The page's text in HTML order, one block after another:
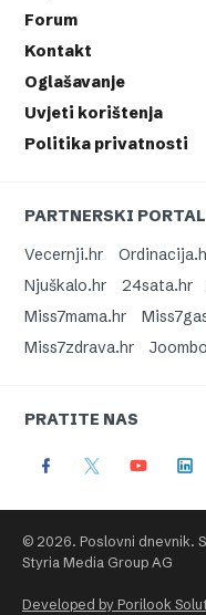
Forum
Kontakt
Oglašavanje
Uvjeti korištenja
Politika privatnosti
PARTNERSKI
Vecernji.hr
Njuškalo.hr
24sata.hr
Miss7mama.hr
Miss7zdrava.hr
PRATITE NAS
© 2026. Poslovni dnevnik.
Styria Media Group AG
Developed by Porilook